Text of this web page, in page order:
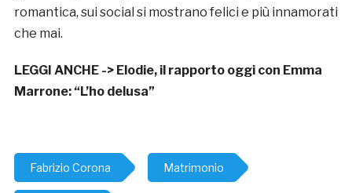
romantica, sui social si mostrano felici e più innamorati
che mai.
LEGGI ANCHE -> Elodie, il rapporto oggi con Emma
Marrone: “L’ho delusa”
Fabrizio Corona Matrimonio